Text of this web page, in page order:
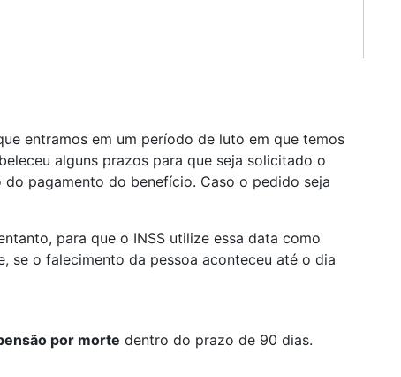
entramos em um período de luto em que temos
alguns prazos para que seja solicitado o
pagamento do benefício. Caso o pedido seja
para que o INSS utilize essa data como
o falecimento da pessoa aconteceu até o dia
por morte dentro do prazo de 90 dias.